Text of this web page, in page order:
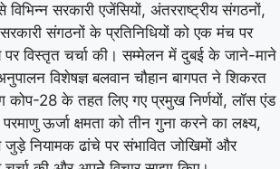
सरकारी एजेंसियों, अंतरराष्ट्रीय संगठनों,
संगठनों के प्रतिनिधियों को एक मंच पर
पर विस्तृत चर्चा की। सम्मेलन में दुबई के जाने-माने
विशेषज्ञ बलवान चौहान बागपत ने शिकरत
कोप-28 के तहत लिए गए प्रमुख निर्णयों, लॉस एंड
ऊर्जा क्षमता को तीन गुना करने का लक्ष्य,
जुड़े नियामक ढांचे पर संभावित जोखिमों और